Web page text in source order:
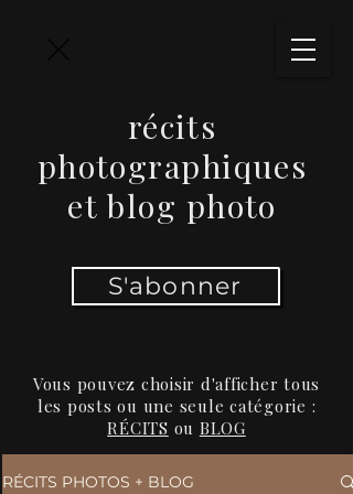
récits
photographiques
et blog photo
S'abonner
Vous pouvez choisir d'afficher tous
les posts ou une seule catégorie :
RÉCITS ou BLOG
RÉCITS PHOTOS + BLOG